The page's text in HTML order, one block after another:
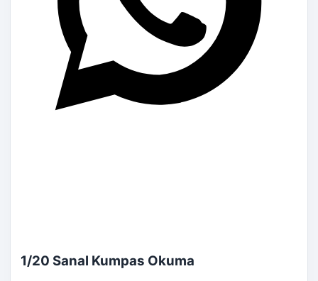
1/20 Sanal Kumpas Okuma